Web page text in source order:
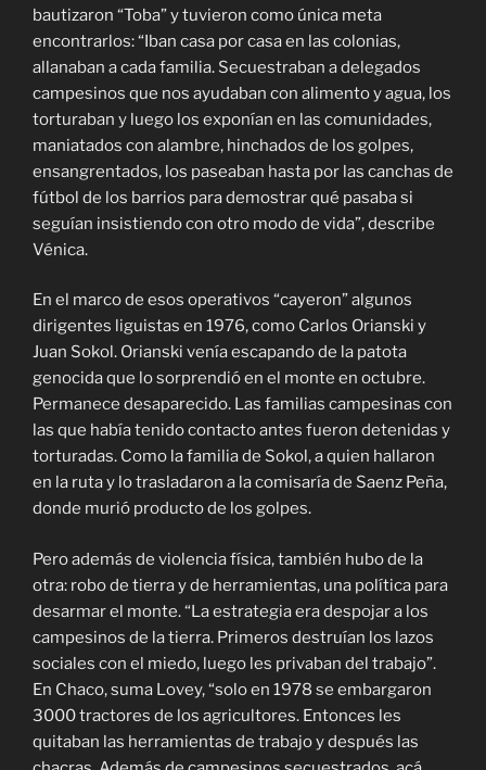
bautizaron “Toba” y tuvieron como única meta
encontrarlos: “Iban casa por casa en las colonias,
allanaban a cada familia. Secuestraban a delegados
campesinos que nos ayudaban con alimento y agua, los
torturaban y luego los exponían en las comunidades,
maniatados con alambre, hinchados de los golpes,
ensangrentados, los paseaban hasta por las canchas de
fútbol de los barrios para demostrar qué pasaba si
seguían insistiendo con otro modo de vida”, describe
Vénica.
En el marco de esos operativos “cayeron” algunos
dirigentes liguistas en 1976, como Carlos Orianski y
Juan Sokol. Orianski venía escapando de la patota
genocida que lo sorprendió en el monte en octubre.
Permanece desaparecido. Las familias campesinas con
las que había tenido contacto antes fueron detenidas y
torturadas. Como la familia de Sokol, a quien hallaron
en la ruta y lo trasladaron a la comisaría de Saenz Peña,
donde murió producto de los golpes.
Pero además de violencia física, también hubo de la
otra: robo de tierra y de herramientas, una política para
desarmar el monte. “La estrategia era despojar a los
campesinos de la tierra. Primeros destruían los lazos
sociales con el miedo, luego les privaban del trabajo”.
En Chaco, suma Lovey, “solo en 1978 se embargaron
3000 tractores de los agricultores. Entonces les
quitaban las herramientas de trabajo y después las